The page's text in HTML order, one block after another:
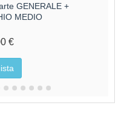
GENERALE +
MEDIO
€